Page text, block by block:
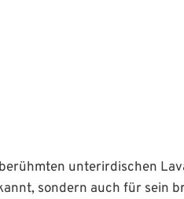
unterirdischen
sondern auch für sein